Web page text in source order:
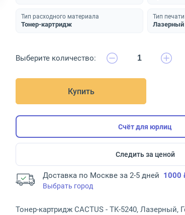
Тип расходного материала
Тонер-картридж
Тип печати
Лазерный
Выберите количество:
Купить
Счёт для юрлиц
Следить за ценой
Доставка по Москве за 2-5 дней 1000
Выбрать город
Тонер-картридж CACTUS - TK-5240, Лазерный,